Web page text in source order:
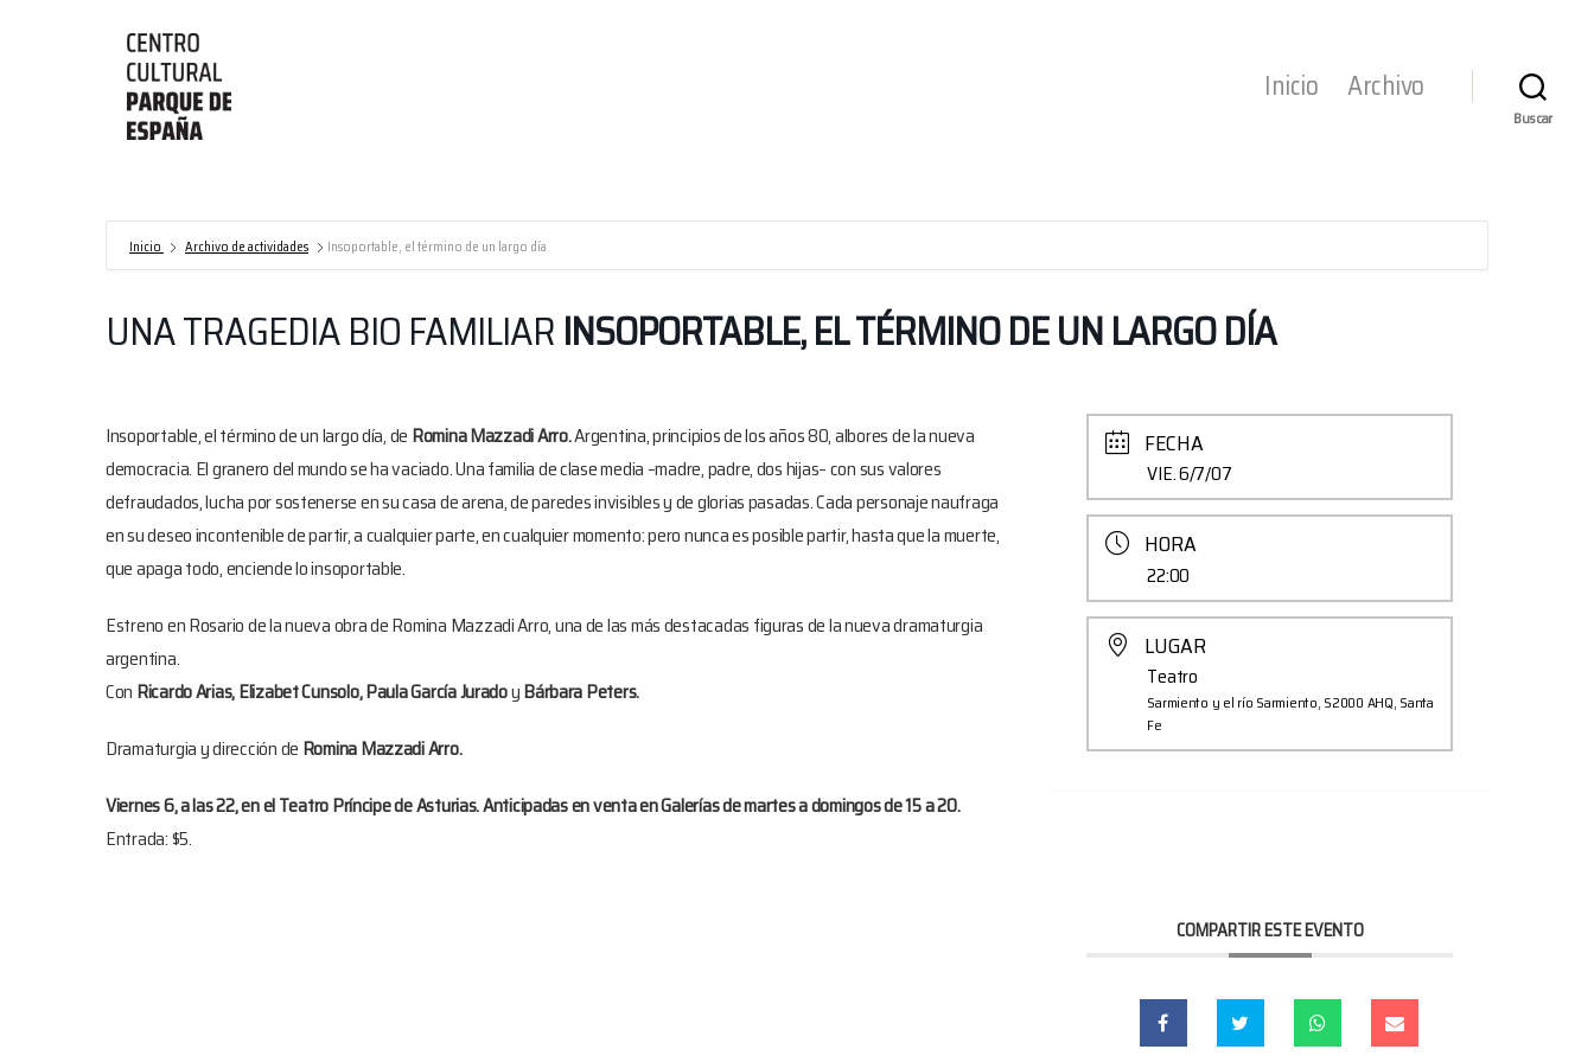
de
España/AECID
Inicio Archivo
Buscar
Inicio Archivo de actividades Insoportable, el término de un largo día
UNA TRAGEDIA BIO FAMILIARINSOPORTABLE, EL TÉRMINO DE UN LARGO DÍA
Insoportable, el término de un largo día, de Romina Mazzadi Arro.Argentina, principios de los años 80, albores de la nueva
democracia. El granero del mundo se ha vaciado. Una familia de clase media –madre, padre, dos hijas– con sus valores
defraudados, lucha por sostenerse en su casa de arena, de paredes invisibles y de glorias pasadas. Cada personaje naufraga
en su deseo incontenible de partir, a cualquier parte, en cualquier momento: pero nunca es posible partir, hasta que la muerte,
que apaga todo, enciende lo insoportable.
Estreno en Rosario de la nueva obra de Romina Mazzadi Arro, una de las más destacadas figuras de la nueva dramaturgia
argentina.
Con Ricardo Arias, Elizabet Cunsolo, Paula García JuradoyBárbara Peters.
Dramaturgia y dirección de Romina Mazzadi Arro.
Viernes 6, a las 22, en el Teatro Príncipe de Asturias. Anticipadas en venta en Galerías de martes a domingos de 15 a 20.
Entrada: $5.
FECHA
VIE. 6/7/07
HORA
22:00
LUGAR
Teatro
Sarmiento y el río Sarmiento, S2000 AHQ, Santa
Fe
COMPARTIR ESTE EVENTO